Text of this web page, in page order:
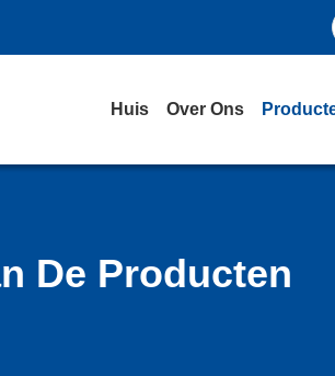
Huis Over Ons
De Producten